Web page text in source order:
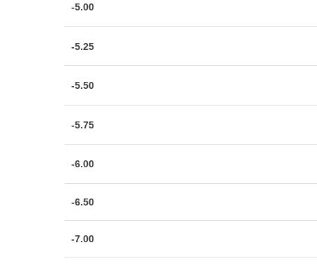
-5.00
-5.25
-5.50
-5.75
-6.00
-6.50
-7.00